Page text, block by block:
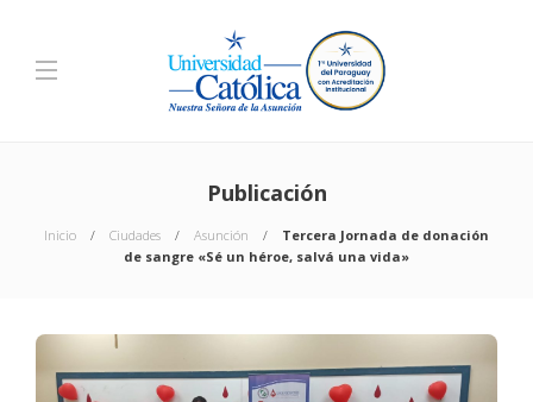
Publicación
Inicio Ciudades Asunción
Tercera Jornada de donación
de sangre «Sé un héroe, salvá una vida»